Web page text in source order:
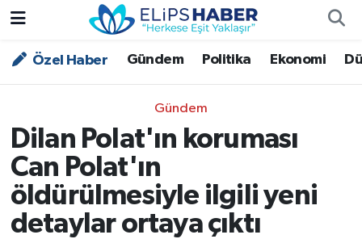
Özel Haber Gündem Politika Ekonomi
Gündem
Dilan Polat'ın koruması
Can Polat'ın
öldürülmesiyle ilgili yeni
detaylar ortaya çıktı
Özel Haber
Asayiş
Bilim - Teknoloji
Çevre - İklim
Nöbetçi Eczaneler
Trafik Durumu
Süper Lig Puan Durumu ve Fikstür
Tüm Manşetler